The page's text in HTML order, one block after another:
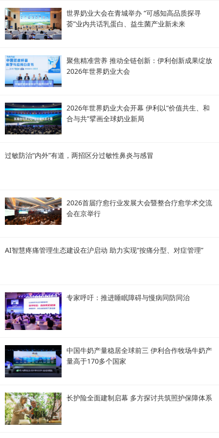
世界奶业大会在青城举办 “可感知高品质探寻
荟”业内共话乳蛋白、益生菌产业新未来
聚焦精准营养 推动全链创新：伊利创新成果绽放
2026年世界奶业大会
2026年世界奶业大会开幕 伊利以“价值共生、和
合与共”擘画全球奶业新局
过敏防治“内外”有道，两招区分过敏性鼻炎与感冒
2026首届疗愈行业发展大会暨整合疗愈学术交流
会在京举行
AI智慧疼痛管理生态建设在沪启动 助力实现“按痛分型、对症管理”
专家呼吁：推进睡眠障碍与慢病同防同治
中国牛奶产量稳居全球前三 伊利合作牧场牛奶产
量高于170多个国家
长护险全面建制启幕 多方探讨共筑照护保障体系